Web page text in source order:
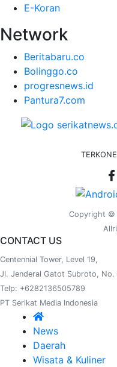
E-Koran
Network
Beritabaru.co
Bolinggo.co
progresnews.id
Pantura7.com
Copyright ©
CONTACT US
Centennial Tower, Level 19,
Jl. Jenderal Gatot Subroto, No.
Telp: +6282136505789
PT Serikat Media Indonesia
News
Daerah
Wisata & Kuliner